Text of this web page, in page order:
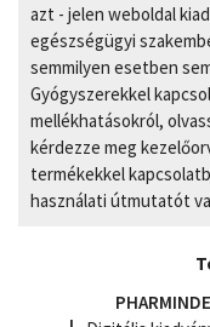
azt - jelen weboldal
egészségügyi
semmilyen esetben
Gyógyszerekkel
mellékhatásokról,
kérdezze meg
termékekkel
használati útmutatót